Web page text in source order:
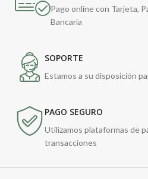
Pago online con Tarjeta,
Bancaria
SOPORTE
Estamos a su disposición
PAGO SEGURO
Utilizamos plataformas de
transacciones